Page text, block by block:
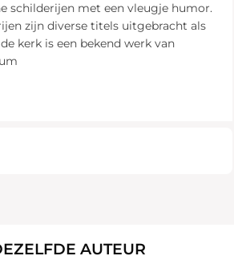
schilderijen met een vleugje humor.
zijn diverse titels uitgebracht als
kerk is een bekend werk van
AUTEUR